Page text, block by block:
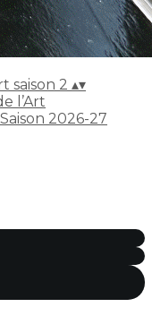
saison 2 ▴▾
l’Art
2026-27